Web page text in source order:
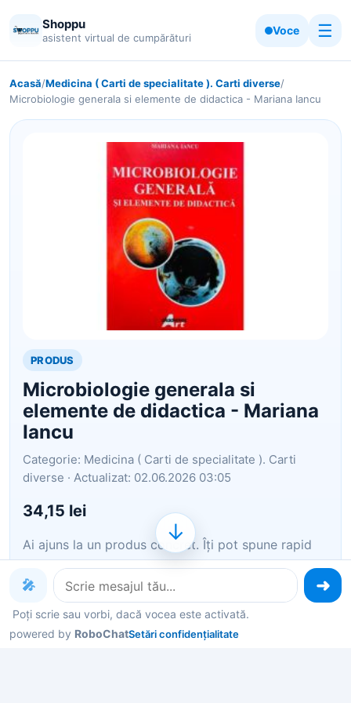
Shoppu
asistent virtual de cumpărături
Voce ☰
Acasă/Medicina ( Carti de specialitate ). Carti diverse/
Microbiologie generala si elemente de didactica - Mariana Iancu
PRODUS
Microbiologie generala si
elemente de didactica - Mariana
Iancu
Categorie: Medicina ( Carti de specialitate ). Carti
diverse · Actualizat: 02.06.2026 03:05
34,15 lei
Ai ajuns la un produs concret. Îți pot spune rapid
dacă merită, ce avantaje are și ce alternative
similare găsești mai ușor.
Pe scurt: Microbiologie generala si elemente de
didactica - Mariana Iancu
🎤
Poți scrie sau vorbi, dacă vocea este activată.
powered by RoboChatSetări confidențialitate
↓